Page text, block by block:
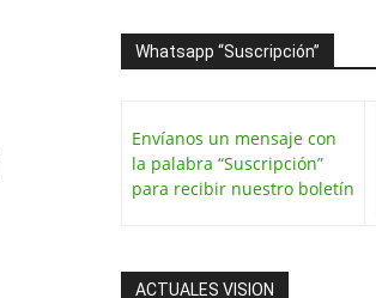
Whatsapp “Suscripción”
Envíanos un mensaje con
la palabra “Suscripción”
para recibir nuestro boletín
ACTUALES VISION